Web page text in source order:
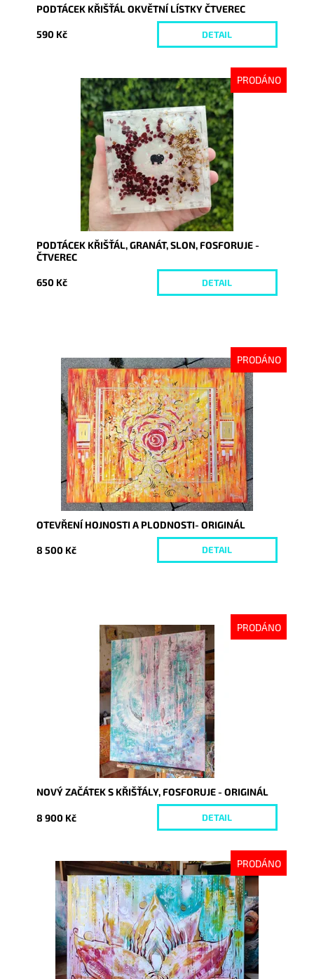
PODTÁCEK KŘIŠŤÁL OKVĚTNÍ LÍSTKY ČTVEREC
590 Kč DETAIL
PRODÁNO
Dostupnost:
Vyprodáno
9040
PODTÁCEK KŘIŠŤÁL, GRANÁT, SLON, FOSFORUJE -
ČTVEREC
650 Kč DETAIL
PRODÁNO
Dostupnost:
Vyprodáno
9055
OTEVŘENÍ HOJNOSTI A PLODNOSTI- ORIGINÁL
8 500 Kč DETAIL
PRODÁNO
Vyprodáno
9185
NOVÝ ZAČÁTEK S KŘIŠŤÁLY, FOSFORUJE - ORIGINÁL
8 900 Kč DETAIL
PRODÁNO
Dostupnost:
Vyprodáno
9209